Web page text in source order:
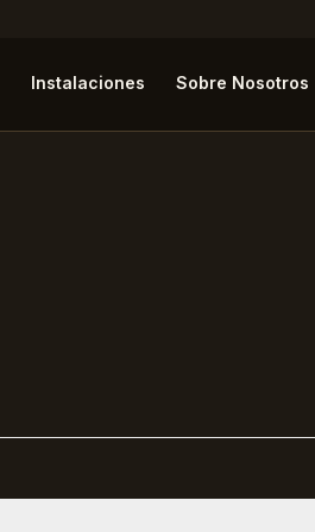
Instalaciones Sobre Nosotros